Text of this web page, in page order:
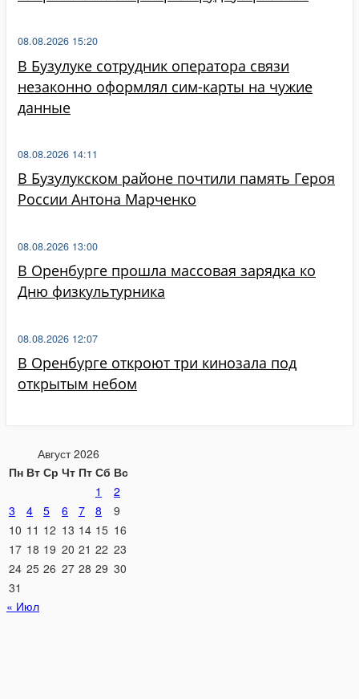
В Бузулуке сотрудник оператора связи
незаконно оформлял сим-карты на чужие
данные
08.08.2026 15:20
В Бузулукском районе почтили память Героя
России Антона Марченко
08.08.2026 14:11
В Оренбурге прошла массовая зарядка ко
Дню физкультурника
08.08.2026 13:00
В Оренбурге откроют три кинозала под
открытым небом
08.08.2026 12:07
Август 2026
Пн Вт Ср Чт Пт Сб Вс
1
2
3
4 5 6 7 8
9
10 11 12 13 14 15 16
17 18 19 20 21 22 23
24 25 26 27 28 29 30
31
« Июл